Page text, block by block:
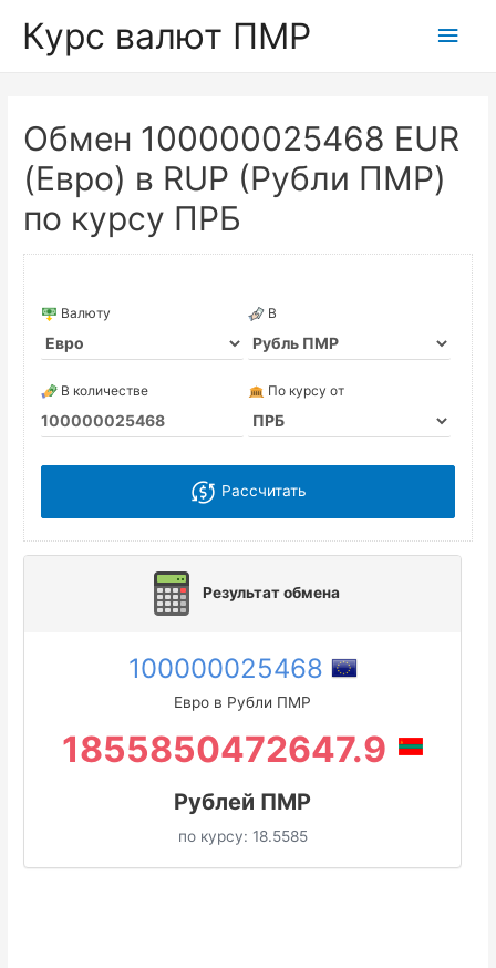
Курс валют ПМР
Обмен 100000025468 EUR
(Евро) в RUP (Рубли ПМР)
по курсу ПРБ
Валюту В
В количестве По курсу от
Рассчитать
Результат обмена
100000025468
Евро в Рубли ПМР
1855850472647.9
Рублей ПМР
по курсу: 18.5585